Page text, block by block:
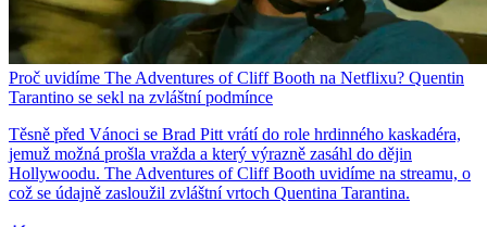
Proč uvidíme The Adventures of Cliff Booth na Netflixu? Quentin
Tarantino se sekl na zvláštní podmínce
Těsně před Vánoci se Brad Pitt vrátí do role hrdinného kaskadéra,
jemuž možná prošla vražda a který výrazně zasáhl do dějin
Hollywoodu. The Adventures of Cliff Booth uvidíme na streamu, o
což se údajně zasloužil zvláštní vrtoch Quentina Tarantina.